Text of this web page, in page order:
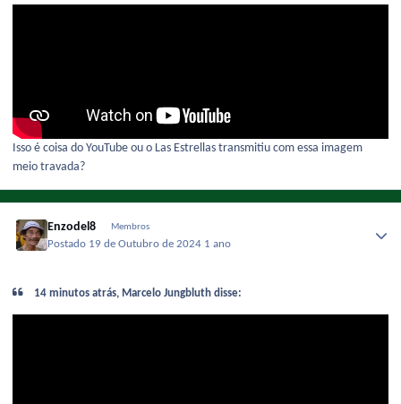
Isso é coisa do YouTube ou o Las Estrellas transmitiu com essa imagem
meio travada?
Enzodel8 Membros
Postado 19 de Outubro de 2024 1 ano
14 minutos atrás, Marcelo Jungbluth disse: